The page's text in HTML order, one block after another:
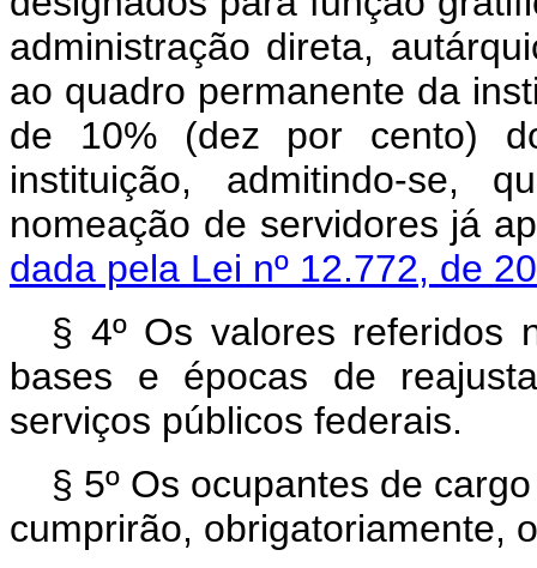
administração direta,
ao quadro permanente da
de 10% (dez por cento)
instituição, admitindo-se,
nomeação de
dada pela Lei nº 12.772, de
§ 4º Os valores referidos
bases e épocas de
serviços públicos federais.
§ 5º Os ocupantes de
cumprirão, obrigatoriamente,